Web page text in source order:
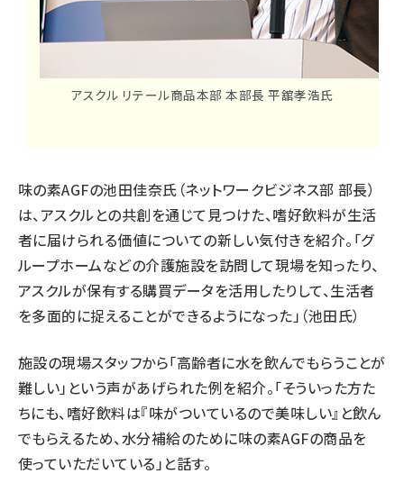
アスクル リテール商品本部 本部長 平舘孝浩氏
味の素AGFの池田佳奈氏（ネットワークビジネス部 部長）
は、アスクルとの共創を通じて見つけた、嗜好飲料が生活
者に届けられる価値についての新しい気付きを紹介。「グ
ループホームなどの介護施設を訪問して現場を知ったり、
アスクルが保有する購買データを活用したりして、生活者
を多面的に捉えることができるようになった」（池田氏）
施設の現場スタッフから「高齢者に水を飲んでもらうことが
難しい」という声があげられた例を紹介。「そういった方た
ちにも、嗜好飲料は『味がついているので美味しい』と飲ん
でもらえるため、水分補給のために味の素AGFの商品を
使っていただいている」と話す。